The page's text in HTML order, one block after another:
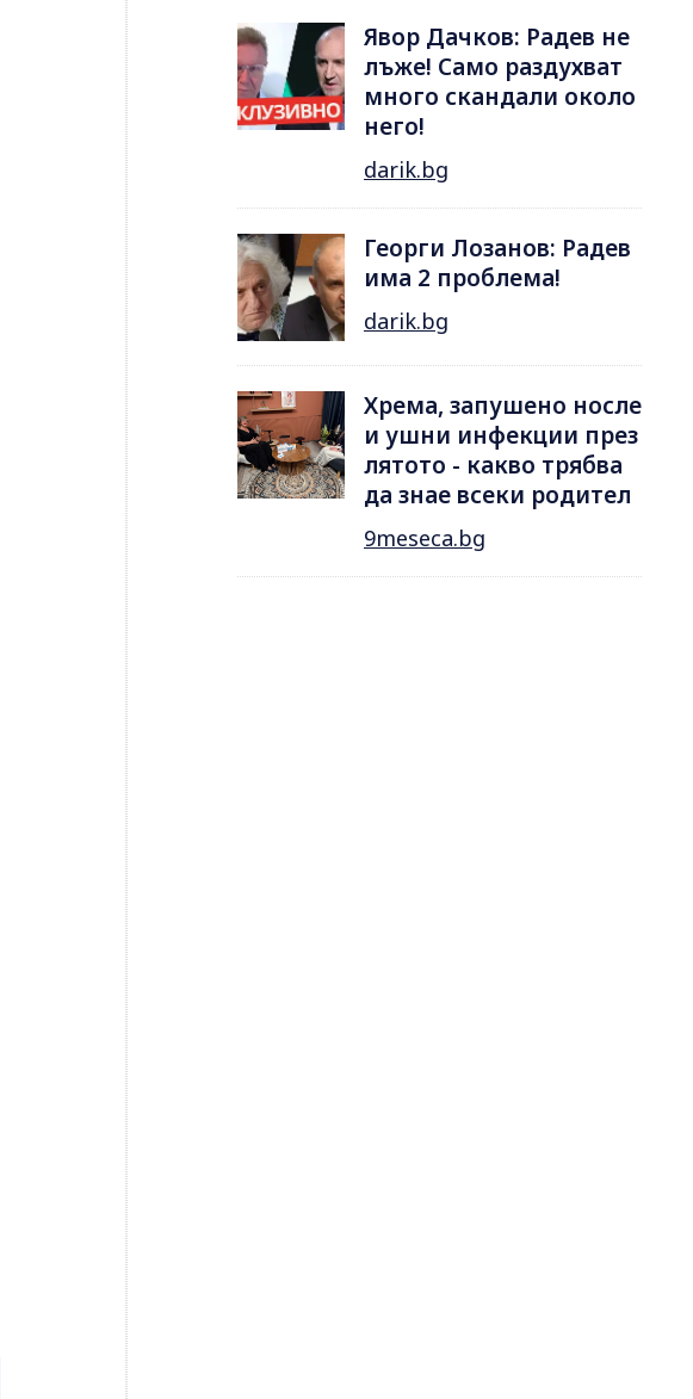
Явор Дачков: Радев не
лъже! Само раздухват
много скандали около
него!
darik.bg
Георги Лозанов: Радев
има 2 проблема!
darik.bg
Хрема, запушено носле
и ушни инфекции през
лятотo - какво трябва
да знае всеки родител
9meseca.bg